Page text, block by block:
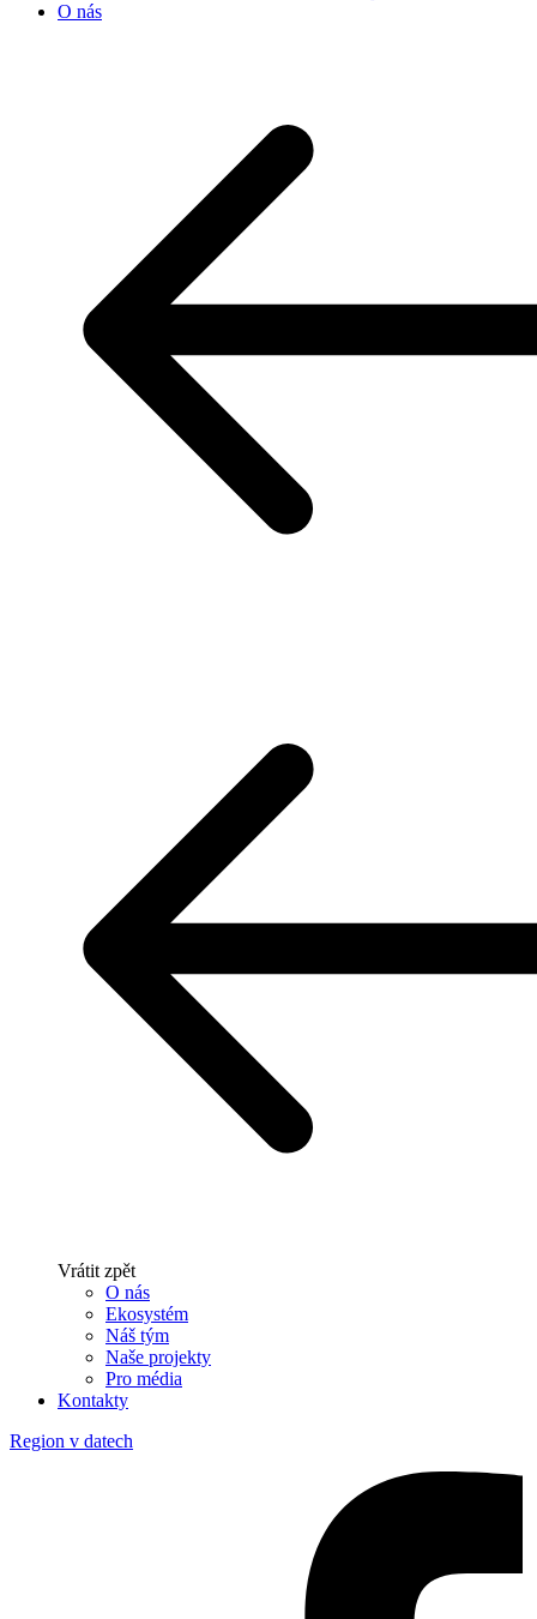
O nás
Vrátit zpět
O nás
Ekosystém
Náš tým
Naše projekty
Pro média
Kontakty
Region v datech